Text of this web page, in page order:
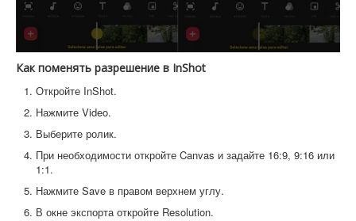
Как поменять разрешение в InShot
Откройте InShot.
Нажмите Video.
Выберите ролик.
При необходимости откройте Canvas и задайте 16:9, 9:16 или
1:1.
Нажмите Save в правом верхнем углу.
В окне экспорта откройте Resolution.